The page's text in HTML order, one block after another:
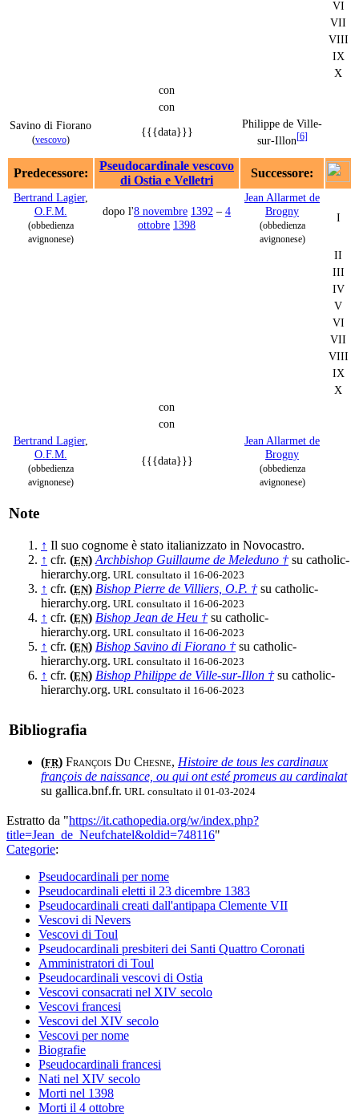
VI
VII
VIII
IX
X
con
con
Savino di Fiorano
(vescovo)
{{{data}}}
Philippe de Ville-
sur-Illon[6]
Predecessore:
Pseudocardinale vescovo
di Ostia e Velletri
Successore:
Bertrand Lagier,
O.F.M.
(obbedienza
avignonese)
dopo l'8 novembre 1392 – 4
ottobre 1398
Jean Allarmet de
Brogny
(obbedienza
avignonese)
I
II
III
IV
V
VI
VII
VIII
IX
X
con
con
Bertrand Lagier,
O.F.M.
(obbedienza
avignonese)
{{{data}}}
Jean Allarmet de
Brogny
(obbedienza
avignonese)
Note
↑ Il suo cognome è stato italianizzato in Novocastro.
↑ cfr. (EN) Archbishop Guillaume de Meleduno † su catholic-
hierarchy.org. URL consultato il 16-06-2023
↑ cfr. (EN) Bishop Pierre de Villiers, O.P. † su catholic-
hierarchy.org. URL consultato il 16-06-2023
↑ cfr. (EN) Bishop Jean de Heu † su catholic-
hierarchy.org. URL consultato il 16-06-2023
↑ cfr. (EN) Bishop Savino di Fiorano † su catholic-
hierarchy.org. URL consultato il 16-06-2023
↑ cfr. (EN) Bishop Philippe de Ville-sur-Illon † su catholic-
hierarchy.org. URL consultato il 16-06-2023
Bibliografia
(FR) François Du Chesne, Histoire de tous les cardinaux
françois de naissance, ou qui ont esté promeus au cardinalat
su gallica.bnf.fr. URL consultato il 01-03-2024
Estratto da "https://it.cathopedia.org/w/index.php?
title=Jean_de_Neufchatel&oldid=748116"
Categorie:
Pseudocardinali per nome
Pseudocardinali eletti il 23 dicembre 1383
Pseudocardinali creati dall'antipapa Clemente VII
Vescovi di Nevers
Vescovi di Toul
Pseudocardinali presbiteri dei Santi Quattro Coronati
Amministratori di Toul
Pseudocardinali vescovi di Ostia
Vescovi consacrati nel XIV secolo
Vescovi francesi
Vescovi del XIV secolo
Vescovi per nome
Biografie
Pseudocardinali francesi
Nati nel XIV secolo
Morti nel 1398
Morti il 4 ottobre